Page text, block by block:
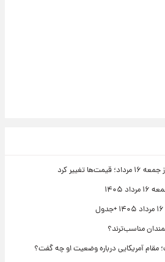
تغییر کرد
۱۴۰۵
مناسب‌ترند؟
آمریکایی درباره وضعیت او چه گفت؟